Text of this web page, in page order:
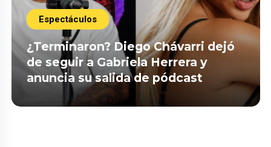
Espectáculos
¿Terminaron? Diego Chávarri dejó
de seguir a Gabriela Herrera y
anuncia su salida de pódcast